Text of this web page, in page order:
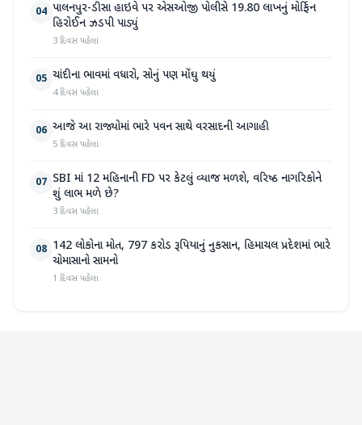
04 પાલનપુર-ડીસા હાઇવે પર એસઓજી પોલીસે 19.80 લાખનું મોર્ફિન
હિરોઈન ઝડપી પાડ્યું
3 દિવસ પહેલા
05 ચાંદીના ભાવમાં વધારો, સોનું પણ મોંઘુ થયું
4 દિવસ પહેલા
06 આજે આ રાજ્યોમાં ભારે પવન સાથે વરસાદની આગાહી
5 દિવસ પહેલા
07 SBI માં 12 મહિનાની FD પર કેટલું વ્યાજ મળશે, વરિષ્ઠ નાગરિકોને
શું લાભ મળે છે?
3 દિવસ પહેલા
08 142 લોકોના મોત, 797 કરોડ રૂપિયાનું નુકસાન, હિમાચલ પ્રદેશમાં ભારે
ચોમાસાનો સામનો
1 દિવસ પહેલા